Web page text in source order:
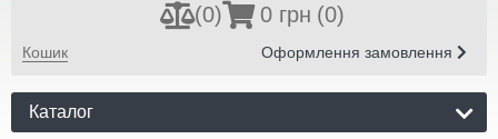
(0) 0 грн (0)
Кошик Оформлення замовлення
Каталог